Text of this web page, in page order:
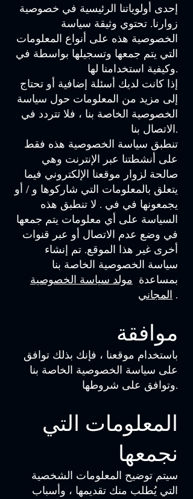
إحدى أولوياتنا الرئيسية في خصوصية
زوارنا. تحتوي وثيقة سياسة
الخصوصية هذه على أنواع المعلومات
التي يتم جمعها وتسجيلها بواسطة في
وكيفية استخدامنا لها.
إذا كانت لديك أسئلة إضافية أو تحتاج
إلى مزيد من المعلومات حول سياسة
الخصوصية الخاصة بنا ، فلا تتردد في
الاتصال بنا.
تنطبق سياسة الخصوصية هذه فقط
على أنشطتنا عبر الإنترنت وهي
صالحة لزوار موقعنا الإلكتروني فيما
يتعلق بالمعلومات التي شاركوها و / أو
يجمعونها في في . لا تنطبق هذه
السياسة على أي معلومات يتم جمعها
في وضع عدم الاتصال أو عبر قنوات
أخرى غير هذا الموقع. تم إنشاء
سياسة الخصوصية الخاصة بنا
بمساعدة مولد سياسة الخصوصية
المجاني .
موافقة
باستخدام موقعنا ، فإنك بذلك توافق
على سياسة الخصوصية الخاصة بنا
وتوافق على شروطها.
المعلومات التي
نجمعها
سيتم توضيح المعلومات الشخصية
التي يُطلب منك تقديمها ، وأسباب